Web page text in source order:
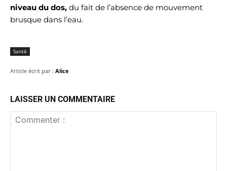
niveau du dos, du fait de l’absence de mouvement
brusque dans l’eau.
Santé
Article écrit par : Alice
LAISSER UN COMMENTAIRE